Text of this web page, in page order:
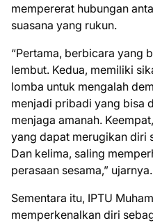
mempererat hubungan
suasana yang rukun.
“Pertama, berbicara yang
lembut. Kedua, memiliki
lomba untuk mengalah
menjadi pribadi yang bisa
menjaga amanah.
yang dapat merugikan diri
Dan kelima, saling
perasaan sesama,” ujarnya.
Sementara itu, IPTU
memperkenalkan diri